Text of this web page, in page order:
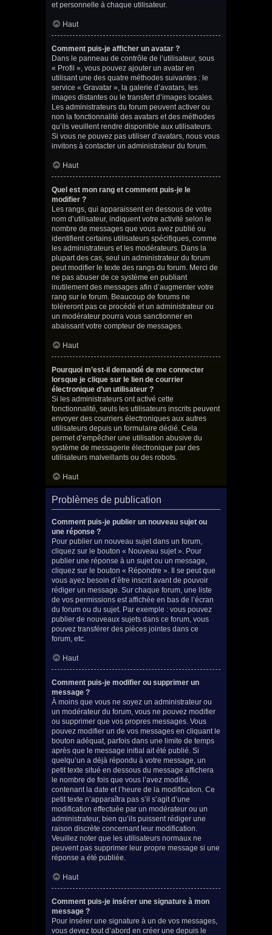
et personnelle à chaque utilisateur.
Haut
Comment puis-je afficher un avatar ?
Dans le panneau de contrôle de l’utilisateur, sous
« Profil », vous pouvez ajouter un avatar en
utilisant une des quatre méthodes suivantes : le
service « Gravatar », la galerie d’avatars, les
images distantes ou le transfert d’images locales.
Les administrateurs du forum peuvent activer ou
non la fonctionnalité des avatars et des méthodes
qu’ils veuillent rendre disponible aux utilisateurs.
Si vous ne pouvez pas utiliser d’avatars, nous vous
invitons à contacter un administrateur du forum.
Haut
Quel est mon rang et comment puis-je le
modifier ?
Les rangs, qui apparaissent en dessous de votre
nom d’utilisateur, indiquent votre activité selon le
nombre de messages que vous avez publié ou
identifient certains utilisateurs spécifiques, comme
les administrateurs et les modérateurs. Dans la
plupart des cas, seul un administrateur du forum
peut modifier le texte des rangs du forum. Merci de
ne pas abuser de ce système en publiant
inutilement des messages afin d’augmenter votre
rang sur le forum. Beaucoup de forums ne
toléreront pas ce procédé et un administrateur ou
un modérateur pourra vous sanctionner en
abaissant votre compteur de messages.
Haut
Pourquoi m’est-il demandé de me connecter
lorsque je clique sur le lien de courrier
électronique d’un utilisateur ?
Si les administrateurs ont activé cette
fonctionnalité, seuls les utilisateurs inscrits peuvent
envoyer des courriers électroniques aux autres
utilisateurs depuis un formulaire dédié. Cela
permet d’empêcher une utilisation abusive du
système de messagerie électronique par des
utilisateurs malveillants ou des robots.
Haut
Problèmes de publication
Comment puis-je publier un nouveau sujet ou
une réponse ?
Pour publier un nouveau sujet dans un forum,
cliquez sur le bouton « Nouveau sujet ». Pour
publier une réponse à un sujet ou un message,
cliquez sur le bouton « Répondre ». Il se peut que
vous ayez besoin d’être inscrit avant de pouvoir
rédiger un message. Sur chaque forum, une liste
de vos permissions est affichée en bas de l’écran
du forum ou du sujet. Par exemple : vous pouvez
publier de nouveaux sujets dans ce forum, vous
pouvez transférer des pièces jointes dans ce
forum, etc.
Haut
Comment puis-je modifier ou supprimer un
message ?
À moins que vous ne soyez un administrateur ou
un modérateur du forum, vous ne pouvez modifier
ou supprimer que vos propres messages. Vous
pouvez modifier un de vos messages en cliquant le
bouton adéquat, parfois dans une limite de temps
après que le message initial ait été publié. Si
quelqu’un a déjà répondu à votre message, un
petit texte situé en dessous du message affichera
le nombre de fois que vous l’avez modifié,
contenant la date et l’heure de la modification. Ce
petit texte n’apparaîtra pas s’il s’agit d’une
modification effectuée par un modérateur ou un
administrateur, bien qu’ils puissent rédiger une
raison discrète concernant leur modification.
Veuillez noter que les utilisateurs normaux ne
peuvent pas supprimer leur propre message si une
réponse a été publiée.
Haut
Comment puis-je insérer une signature à mon
message ?
Pour insérer une signature à un de vos messages,
vous devez tout d’abord en créer une depuis le